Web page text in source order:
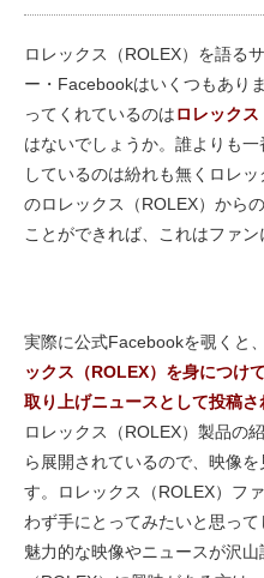
ロレックス（ROLEX）を語る
ー・Facebookはいくつもあり
ってくれているのはロレック
はないでしょうか。誰よりも
しているのは紛れも無くロレ
のロレックス（ROLEX）から
ことができれば、これはファン
実際に公式Facebookを覗くと
ックス（ROLEX）を身につけ
取り上げニュースとして投稿さ
ロレックス（ROLEX）製品の
ら展開されているので、映像
す。ロレックス（ROLEX）フ
わず手にとってみたいと思って
魅力的な映像やニュースが沢